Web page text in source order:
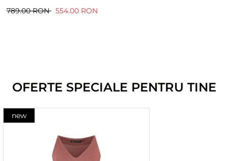
789.00 RON 554.00 RON
OFERTE SPECIALE PENTRU TINE
new